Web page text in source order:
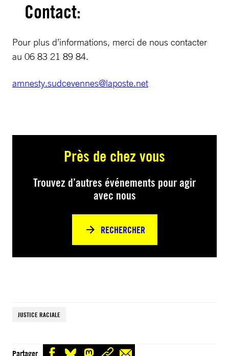
Contact:
Pour plus d’informations, merci de nous contacter
au 06 83 21 89 84.
amnesty.sudcevennes@laposte.net
Près de chez vous
Trouvez d’autres événements pour agir
avec nous
RECHERCHER
JUSTICE RACIALE
Partager